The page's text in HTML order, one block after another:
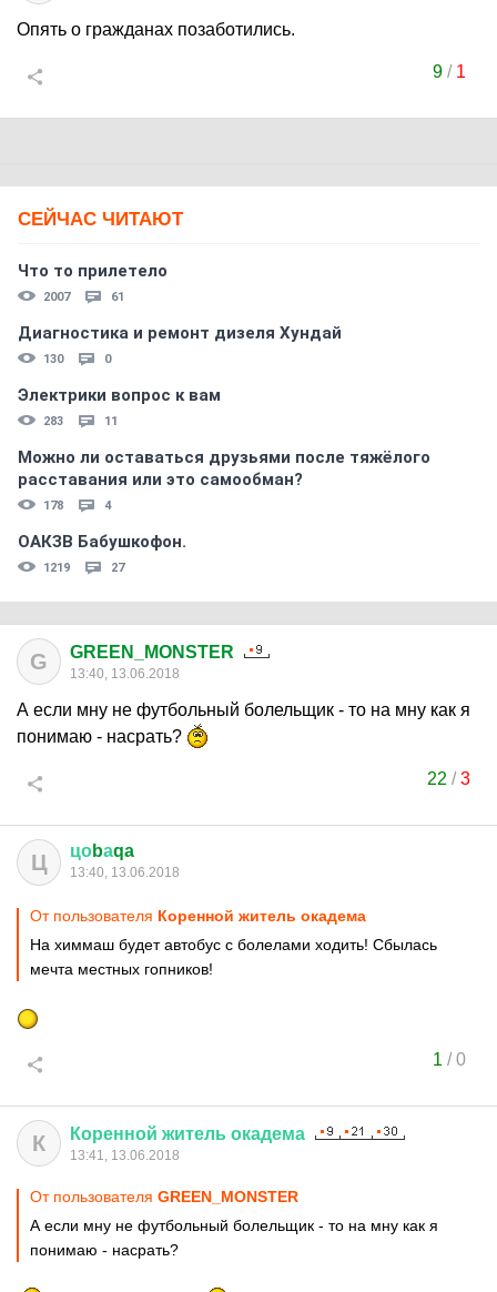
Опять о гражданах позаботились.
9/ 1
СЕЙЧАС ЧИТАЮТ
Что то прилетело
2007 61
Диагностика и ремонт дизеля Хундай
130 0
Электрики вопрос к вам
283 11
Можно ли оставаться друзьями после тяжёлого
расставания или это самообман?
178 4
ОАКЗВ Бабушкофон.
1219 27
G GREEN_MONSTER
13:40, 13.06.2018
А если мну не футбольный болельщик - то на мну как я
понимаю - насрать?
22 /3
Ц цоbаqa
13:40, 13.06.2018
От пользователя Коренной житель окадема
На химмаш будет автобус с болелами ходить! Сбылась
мечта местных гопников!
1 /0
К Коренной житель окадема
13:41, 13.06.2018
От пользователя GREEN_MONSTER
А если мну не футбольный болельщик - то на мну как я
понимаю - насрать?